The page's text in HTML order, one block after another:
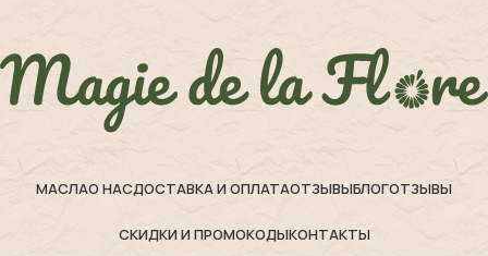
МАСЛАО НАСДОСТАВКА И ОПЛАТАОТЗЫВЫБЛОГОТЗЫВЫ
СКИДКИ И ПРОМОКОДЫКОНТАКТЫ